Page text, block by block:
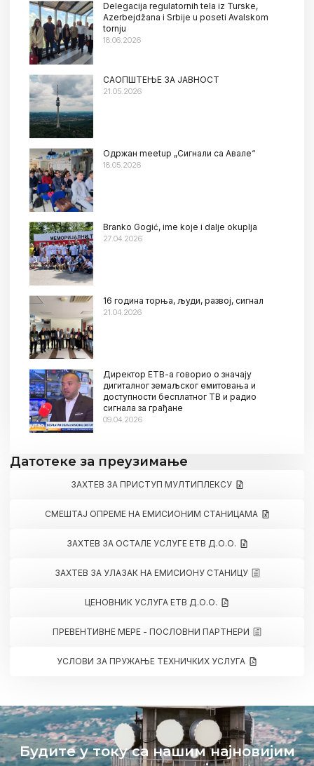
Delegacija regulatornih tela iz Turske,
Azerbejdžana i Srbije u poseti Avalskom
tornju
18.06.2026
САОПШТЕЊЕ ЗА ЈАВНОСТ
21.05.2026
Oдржан meetup „Сигнали са Авале“
18.05.2026
Branko Gogić, ime koje i dalje okuplja
27.04.2026
16 година торња, људи, развој, сигнал
21.04.2026
Директор ЕТВ-а говорио о значају
дигиталног земаљског емитовања и
доступности бесплатног ТВ и радио
сигнала за грађане
09.04.2026
Датотеке за преузимање
ЗАХТЕВ ЗА ПРИСТУП МУЛТИПЛЕКСУ
СМЕШТАЈ ОПРЕМЕ НА ЕМИСИОНИМ СТАНИЦАМА
ЗАХТЕВ ЗА ОСТАЛЕ УСЛУГЕ ЕТВ Д.О.О.
ЗАХТЕВ ЗА УЛАЗАК НА ЕМИСИОНУ СТАНИЦУ
ЦЕНОВНИК УСЛУГА ЕТВ Д.О.О.
ПРЕВЕНТИВНЕ МЕРЕ - ПОСЛОВНИ ПАРТНЕРИ
УСЛОВИ ЗА ПРУЖАЊЕ ТЕХНИЧКИХ УСЛУГА
Будите у току са нашим најновијим